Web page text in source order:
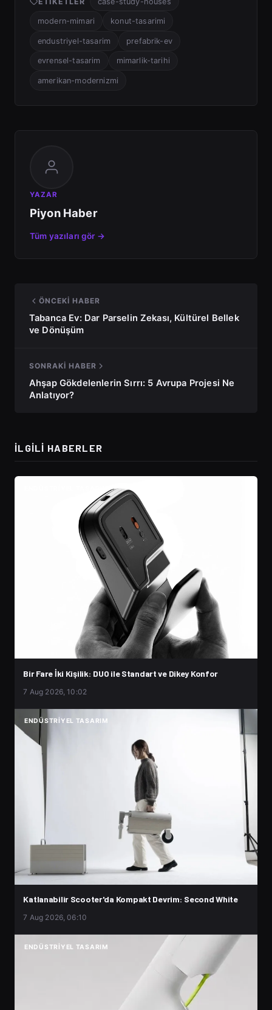
modern-mimari konut-tasarimi
endustriyel-tasarim prefabrik-ev
evrensel-tasarim mimarlik-tarihi
amerikan-modernizmi
YAZAR
Piyon Haber
Tüm yazıları gör →
ÖNCEKI HABER
Tabanca Ev: Dar Parselin Zekası, Kültürel Bellek
ve Dönüşüm
SONRAKI HABER
Ahşap Gökdelenlerin Sırrı: 5 Avrupa Projesi Ne
Anlatıyor?
İLGILI HABERLER
Bir Fare İki Kişilik: DUO ile Standart ve Dikey Konfor
7 Aug 2026, 10:02
ENDÜSTRIYEL TASARIM
Katlanabilir Scooter'da Kompakt Devrim: Second White
7 Aug 2026, 06:10
ENDÜSTRIYEL TASARIM